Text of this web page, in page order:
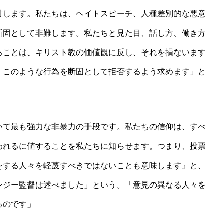
します。私たちは、ヘイトスピーチ、人種差別的な悪意
として非難します。私たちと見た目、話し方、働き方
とは、 キリスト教の価値観に反し、それを損ないます
のような行為を断固として拒否するよう求めます」
て最も強力な非暴力の手段です。私たちの信仰は、 す
れるに値することを私たちに知らせます。つまり、 投
する人々を軽蔑すべきではないことも意味します』と、
ジー監督は述べました」という。「意見の異なる人々
です」